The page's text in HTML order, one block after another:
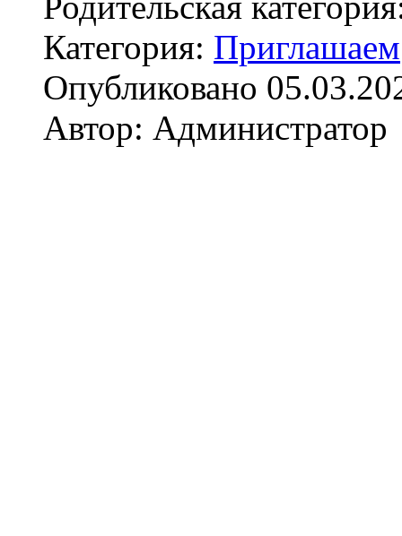
Категория: Приглашаем
Опубликовано
Автор: Администратор